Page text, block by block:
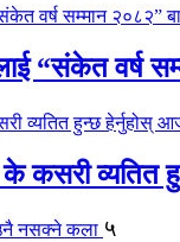
“संकेत वर्ष
कसरी व्यतित
५